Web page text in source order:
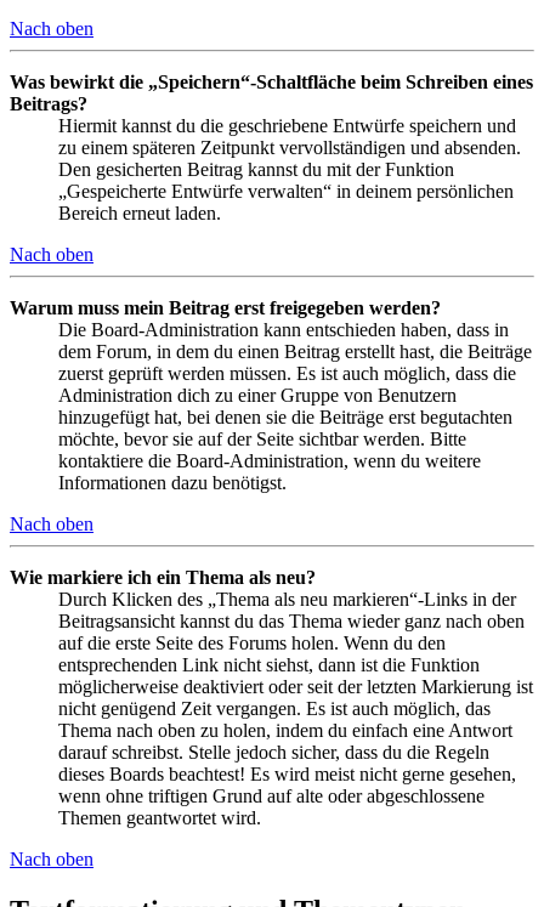
Nach oben
Was bewirkt die „Speichern“-Schaltfläche beim Schreiben eines
Beitrags?
Hiermit kannst du die geschriebene Entwürfe speichern und
zu einem späteren Zeitpunkt vervollständigen und absenden.
Den gesicherten Beitrag kannst du mit der Funktion
„Gespeicherte Entwürfe verwalten“ in deinem persönlichen
Bereich erneut laden.
Nach oben
Warum muss mein Beitrag erst freigegeben werden?
Die Board-Administration kann entschieden haben, dass in
dem Forum, in dem du einen Beitrag erstellt hast, die Beiträge
zuerst geprüft werden müssen. Es ist auch möglich, dass die
Administration dich zu einer Gruppe von Benutzern
hinzugefügt hat, bei denen sie die Beiträge erst begutachten
möchte, bevor sie auf der Seite sichtbar werden. Bitte
kontaktiere die Board-Administration, wenn du weitere
Informationen dazu benötigst.
Nach oben
Wie markiere ich ein Thema als neu?
Durch Klicken des „Thema als neu markieren“-Links in der
Beitragsansicht kannst du das Thema wieder ganz nach oben
auf die erste Seite des Forums holen. Wenn du den
entsprechenden Link nicht siehst, dann ist die Funktion
möglicherweise deaktiviert oder seit der letzten Markierung ist
nicht genügend Zeit vergangen. Es ist auch möglich, das
Thema nach oben zu holen, indem du einfach eine Antwort
darauf schreibst. Stelle jedoch sicher, dass du die Regeln
dieses Boards beachtest! Es wird meist nicht gerne gesehen,
wenn ohne triftigen Grund auf alte oder abgeschlossene
Themen geantwortet wird.
Nach oben